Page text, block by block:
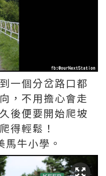
一個分岔路口都
，不用擔心會走
後便要開始爬坡
得輕鬆！
牛小學。